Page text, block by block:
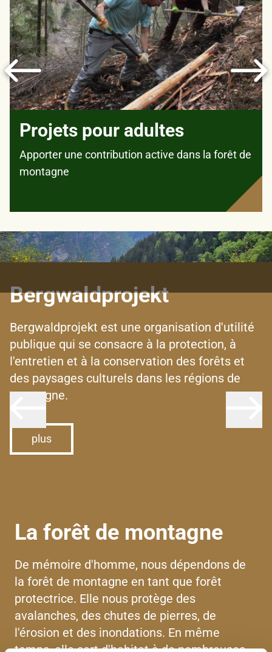
Projets pour adultes
Apporter une contribution active dans la forêt de
montagne
Bergwaldprojekt
Bergwaldprojekt est une organisation d'utilité
publique qui se consacre à la protection, à
l'entretien et à la conservation des forêts et
des paysages culturels dans les régions de
montagne.
plus
La forêt de montagne
De mémoire d'homme, nous dépendons de
la forêt de montagne en tant que forêt
protectrice. Elle nous protège des
avalanches, des chutes de pierres, de
l'érosion et des inondations. En même